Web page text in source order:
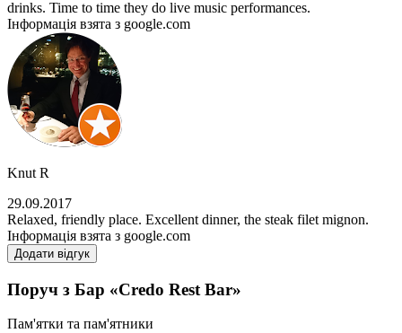
drinks. Time to time they do live music performances.
Інформація взята з google.com
Knut R
29.09.2017
Relaxed, friendly place. Excellent dinner, the steak filet mignon.
Інформація взята з google.com
Додати відгук
Поруч з Бар «Credo Rest Bar»
Пам'ятки та пам'ятники